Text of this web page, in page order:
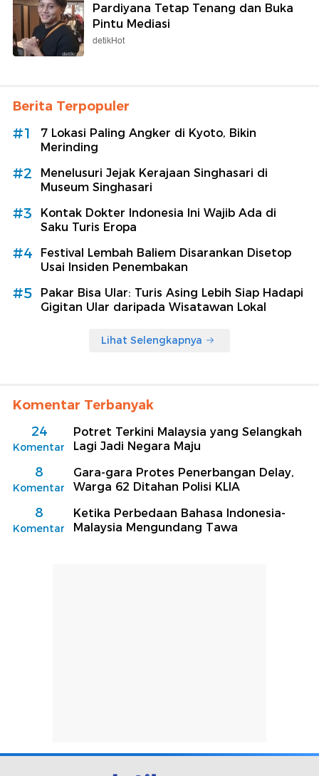
Pardiyana Tetap Tenang dan Buka
Pintu Mediasi
detikHot
Berita Terpopuler
#1
7 Lokasi Paling Angker di Kyoto, Bikin
Merinding
#2
Menelusuri Jejak Kerajaan Singhasari di
Museum Singhasari
#3
Kontak Dokter Indonesia Ini Wajib Ada di
Saku Turis Eropa
#4
Festival Lembah Baliem Disarankan Disetop
Usai Insiden Penembakan
#5
Pakar Bisa Ular: Turis Asing Lebih Siap Hadapi
Gigitan Ular daripada Wisatawan Lokal
Lihat Selengkapnya
Komentar Terbanyak
24
Komentar
Potret Terkini Malaysia yang Selangkah
Lagi Jadi Negara Maju
8
Komentar
Gara-gara Protes Penerbangan Delay,
Warga 62 Ditahan Polisi KLIA
8
Komentar
Ketika Perbedaan Bahasa Indonesia-
Malaysia Mengundang Tawa